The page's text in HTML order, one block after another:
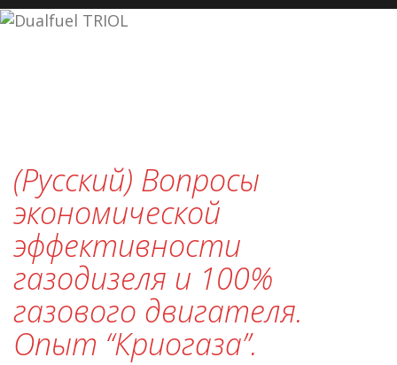
(Русский) Вопросы
экономической
эффективности
газодизеля и 100%
газового двигателя.
Опыт “Криогаза”.